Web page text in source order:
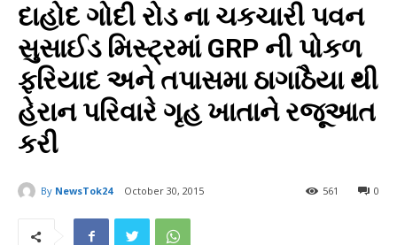
દાહોદ ગોદી રોડ ના ચકચારી પવન
સુસાઈડ મિસ્ટ્રમાં GRP ની પોકળ
ફરિયાદ અને તપાસમા ઠાગાઠૈયા થી
હેરાન પરિવારે ગૃહ ખાતાને રજૂઆત
કરી
By NewsTok24 October 30, 2015 0
561